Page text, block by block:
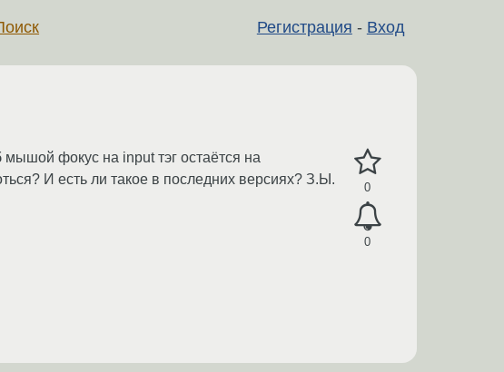
Регистрация - Вход
0
0
фокус на input тэг остаётся на
И есть ли такое в последних версиях? З.Ы.